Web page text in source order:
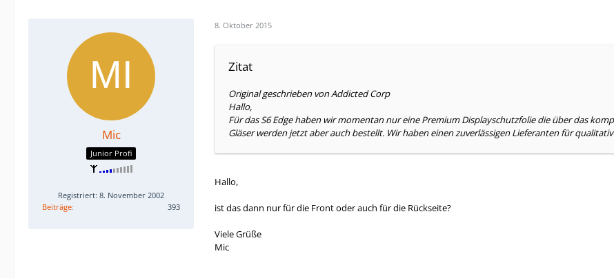
Mic
Junior Profi
Registriert: 8. November 2002
Beiträge
393
8. Oktober 2015
Zitat
Original geschrieben von Addicted Corp
Hallo,
Für das S6 Edge haben wir momentan nur eine Premium Displayschutzfolie die über das
Gläser werden jetzt aber auch bestellt. Wir haben einen zuverlässigen Lieferanten für
Hallo,
ist das dann nur für die Front oder auch für die Rückseite?
Viele Grüße
Mic